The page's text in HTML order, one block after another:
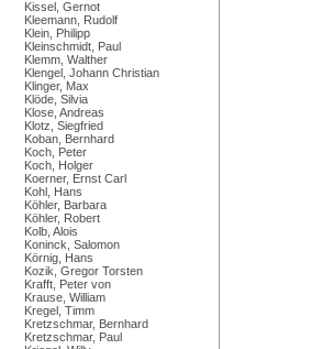
Kissel, Gernot
Kleemann, Rudolf
Klein, Philipp
Kleinschmidt, Paul
Klemm, Walther
Klengel, Johann Christian
Klinger, Max
Klöde, Silvia
Klose, Andreas
Klotz, Siegfried
Koban, Bernhard
Koch, Peter
Koch, Holger
Koerner, Ernst Carl
Kohl, Hans
Köhler, Barbara
Köhler, Robert
Kolb, Alois
Koninck, Salomon
Körnig, Hans
Kozik, Gregor Torsten
Krafft, Peter von
Krause, William
Kregel, Timm
Kretzschmar, Bernhard
Kretzschmar, Paul